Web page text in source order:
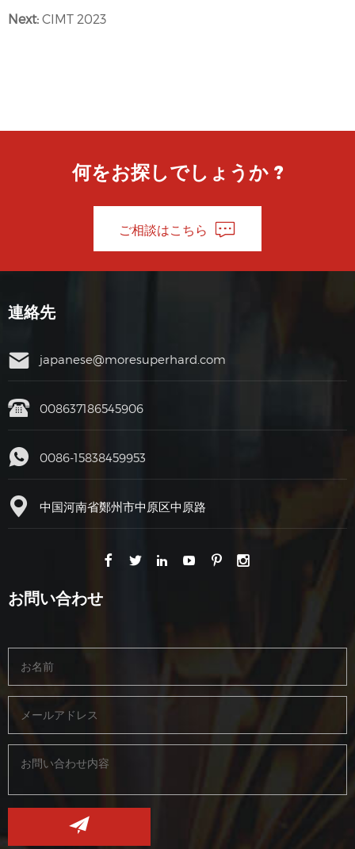
Next: CIMT 2023
何をお探しでしょうか ?
ご相談はこちら
連絡先
japanese@moresuperhard.com
008637186545906
0086-15838459953
中国河南省鄭州市中原区中原路
お問い合わせ